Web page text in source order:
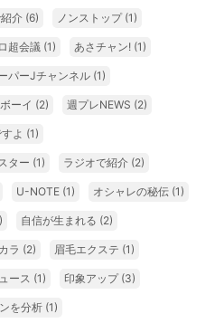
介 (6) ノンストップ (1)
超会議 (1) あさチャン! (1)
パーJチャンネル (1)
ーイ (2) 週プレNEWS (2)
よ (1)
ター (1) ラジオで紹介 (2)
U-NOTE (1) オシャレの秘伝 (1)
自信が生まれる (2)
ラ (2) 眉毛エクステ (1)
ース (1) 印象アップ (3)
を分析 (1)